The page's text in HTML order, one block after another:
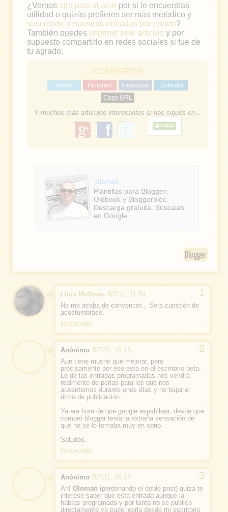
¿Vemos otro post al azar por si le encuentras
utilidad o quizás prefieres ser más metódico y
suscribirte a nuestras entradas por correo?
También puedes imprimir este artículo y por
supuesto compartirlo en redes sociales si fue de
tu agrado.
COMPARTIR
Twitter Pinterest Facebook
Linkedin
Copy URL
Y muchos más artículos interesantes si nos sigues en...
g
o
l
e
f
e
b
o
Oloman
Plantillas para Blogger:
Oldbook y Bloggerbloc.
Descarga gratuita. Búscalas
en Google.
Blogger
Lluís Hoffman 8/7/11, 11:54
No me acaba de convencer... Sera cuestión de
acostumbrase.
Responder
Anónimo 8/7/11, 16:15
Aun tiene mucho que mejorar, pero
precisamente por eso esta en el escritorio beta.
Lo de las entradas programadas nos vendrá
realmente de perlas para los que nos
ausentemos durante unos días y no bajar el
ritmo de publicación.
Ya era hora de que google espabilara, desde que
compró blogger tenia la extraña sensación de
que no se lo tomaba muy en serio.
Saludos.
Responder
Anónimo 8/7/11, 16:18
Ah! Oloman (perdonando el doble post) quizá te
interese saber que esta entrada aunque la
habías programado y por tanto no se publicó
directamente yo pude leerla desde mi escritorio